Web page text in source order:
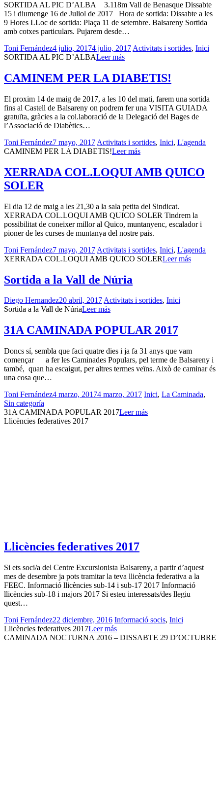
SORTIDA AL PIC D’ALBA 3.118m Vall de Benasque Dissabte
15 i diumenge 16 de Juliol de 2017 Hora de sortida: Dissabte a les
9 Hores LLoc de sortida: Plaça 11 de setembre. Balsareny Sortida
amb cotxes particulars. Pujarem desde…
Toni Fernández4 julio, 20174 julio, 2017 Activitats i sortides, Inici
SORTIDA AL PIC D’ALBALeer más
CAMINEM PER LA DIABETIS!
El proxim 14 de maig de 2017, a les 10 del mati, farem una sortida
fins al Castell de Balsareny on podrem fer una VISITA GUIADA
gratuïta, gràcies a la col.laboració de la Delegació del Bages de
l’Associació de Diabètics…
Toni Fernández7 mayo, 2017 Activitats i sortides, Inici, L'agenda
CAMINEM PER LA DIABETIS!Leer más
XERRADA COL.LOQUI AMB QUICO
SOLER
El dia 12 de maig a les 21,30 a la sala petita del Sindicat.
XERRADA COL.LOQUI AMB QUICO SOLER Tindrem la
possibilitat de coneixer millor al Quico, muntanyenc, escalador i
pioner de les curses de muntanya del nostre pais.
Toni Fernández7 mayo, 2017 Activitats i sortides, Inici, L'agenda
XERRADA COL.LOQUI AMB QUICO SOLERLeer más
Sortida a la Vall de Núria
Diego Hernandez20 abril, 2017Activitats i sortides, Inici
Sortida a la Vall de NúriaLeer más
31A CAMINADA POPULAR 2017
Doncs sí, sembla que faci quatre dies i ja fa 31 anys que vam
començar a fer les Caminades Populars, pel terme de Balsareny i
també, quan ha escaigut, per altres termes veïns. Això de caminar és
una cosa que…
Toni Fernández4 marzo, 20174 marzo, 2017 Inici, La Caminada,
Sin categoría
31A CAMINADA POPULAR 2017Leer más
Llicències federatives 2017
Llicències federatives 2017
Si ets soci/a del Centre Excursionista Balsareny, a partir d’aquest
mes de desembre ja pots tramitar la teva llicència federativa a la
FEEC. Informació llicències sub-14 i sub-17 2017 Informació
llicències sub-18 i majors 2017 Si esteu interessats/des llegiu
quest…
Toni Fernández22 diciembre, 2016 Informació socis, Inici
Llicències federatives 2017Leer más
CAMINADA NOCTURNA 2016 – DISSABTE 29 D’OCTUBRE